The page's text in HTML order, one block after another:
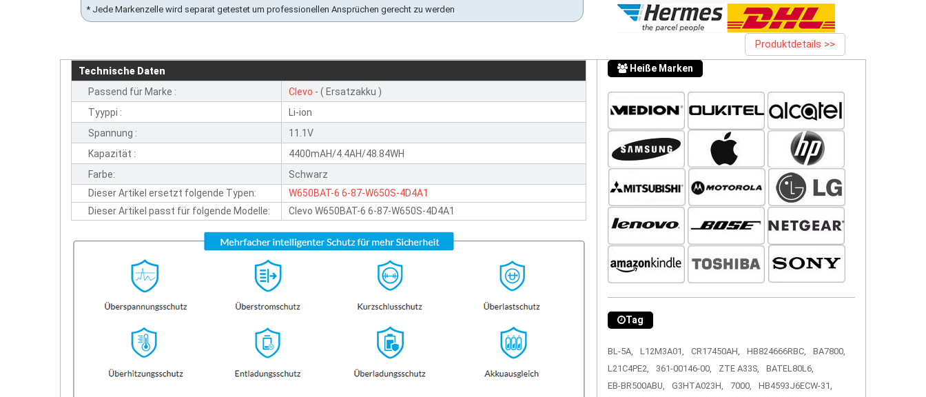
* Jede Markenzelle wird separat getestet um professionellen Ansprüchen gerecht zu werden
Produktdetails >>
Technische Daten
Passend für Marke :
Clevo - ( Ersatzakku )
Tyyppi :
Li-ion
Spannung :
11.1V
Kapazität :
4400mAH/4.4AH/48.84WH
Farbe:
Schwarz
Dieser Artikel ersetzt folgende Typen:
W650BAT-6 6-87-W650S-4D4A1
Dieser Artikel passt für folgende Modelle:
Clevo W650BAT-6 6-87-W650S-4D4A1
Heiße Marken
Tag
BL-5A, L12M3A01, CR17450AH, HB824666RBC,
BA7800,
L21C4PE2,
361-00146-00, ZTE A33S,
BATEL80L6,
EB-BR500ABU,
G3HTA023H, 7000,
HB4593J6ECW-31,